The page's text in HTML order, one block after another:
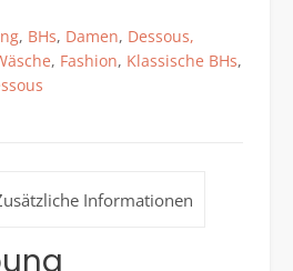
, BHs, Damen, Dessous,
, Fashion, Klassische BHs,
Informationen